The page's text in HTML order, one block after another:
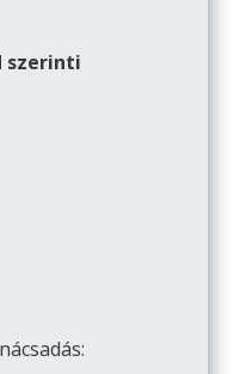
szerinti